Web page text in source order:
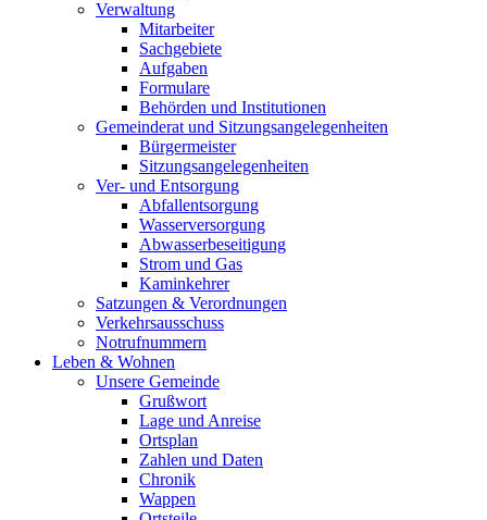
Verwaltung
Mitarbeiter
Sachgebiete
Aufgaben
Formulare
Behörden und Institutionen
Gemeinderat und Sitzungsangelegenheiten
Bürgermeister
Sitzungsangelegenheiten
Ver- und Entsorgung
Abfallentsorgung
Wasserversorgung
Abwasserbeseitigung
Strom und Gas
Kaminkehrer
Satzungen & Verordnungen
Verkehrsausschuss
Notrufnummern
Leben & Wohnen
Unsere Gemeinde
Grußwort
Lage und Anreise
Ortsplan
Zahlen und Daten
Chronik
Wappen